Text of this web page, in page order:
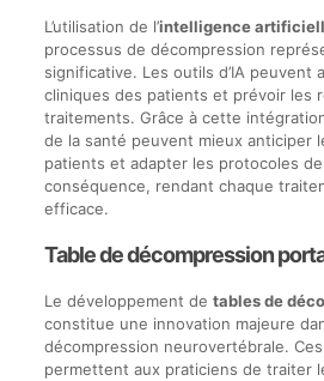
L’utilisation de l’intelligence
processus de décompression
significative. Les outils d’IA peuvent
cliniques des patients et prévoir les
traitements. Grâce à cette
de la santé peuvent mieux anticiper
patients et adapter les protocoles
conséquence, rendant chaque
efficace.
Table de décompression
Le développement de tables de
constitue une innovation majeure
décompression neurovertébrale.
permettent aux praticiens de traiter